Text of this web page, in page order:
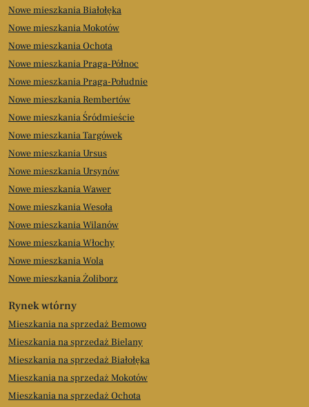
Nowe mieszkania Białołęka
Nowe mieszkania Mokotów
Nowe mieszkania Ochota
Nowe mieszkania Praga-Północ
Nowe mieszkania Praga-Południe
Nowe mieszkania Rembertów
Nowe mieszkania Śródmieście
Nowe mieszkania Targówek
Nowe mieszkania Ursus
Nowe mieszkania Ursynów
Nowe mieszkania Wawer
Nowe mieszkania Wesoła
Nowe mieszkania Wilanów
Nowe mieszkania Włochy
Nowe mieszkania Wola
Nowe mieszkania Żoliborz
Rynek wtórny
Mieszkania na sprzedaż Bemowo
Mieszkania na sprzedaż Bielany
Mieszkania na sprzedaż Białołęka
Mieszkania na sprzedaż Mokotów
Mieszkania na sprzedaż Ochota